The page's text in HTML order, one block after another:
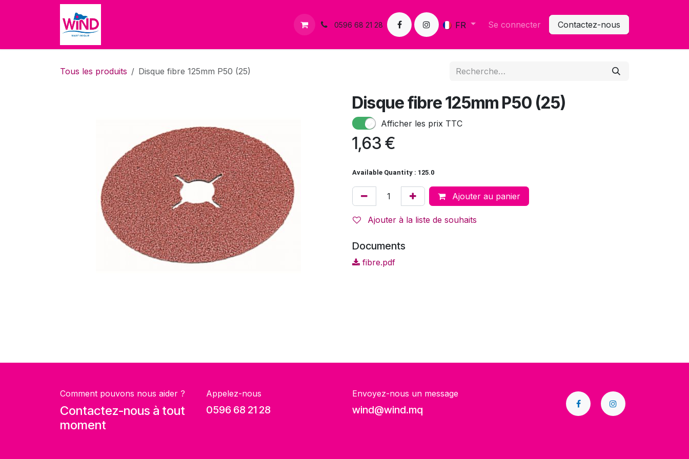
Se rendre au contenu
Contactez-nous 0596 68 21 28 FR Se connecter Contactez-nous
Tous les produits Disque fibre 125mm P50 (25)
Disque fibre 125mm P50 (25)
Afficher les prix TTC
1,63 €
Available Quantity : 125.0
Ajouter au panier
Ajouter à la liste de souhaits
Documents
fibre.pdf
Comment pouvons nous aider ?
Contactez-nous à tout
moment
Appelez-nous
0596 68 21 28
Envoyez-nous un message
wind@wind.mq